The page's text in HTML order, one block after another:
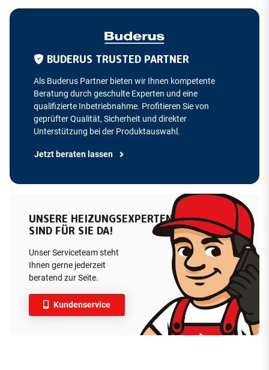
BUDERUS TRUSTED PARTNER
Als Buderus Partner bieten wir Ihnen kompetente
Beratung durch geschulte Experten und eine
qualifizierte Inbetriebnahme. Profitieren Sie von
geprüfter Qualität, Sicherheit und direkter
Unterstützung bei der Produktauswahl.
Jetzt beraten lassen
UNSERE HEIZUNGSEXPERTEN
SIND FÜR SIE DA!
Unser Serviceteam steht
Ihnen gerne jederzeit
beratend zur Seite.
Kundenservice